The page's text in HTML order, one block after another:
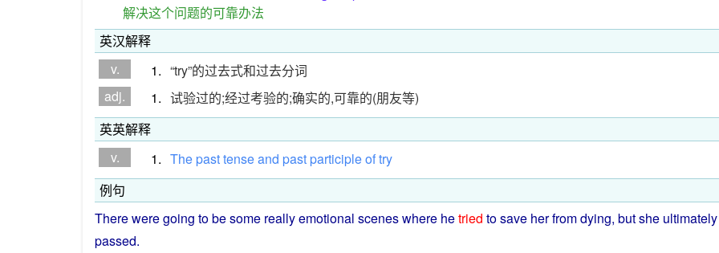
解决这个问题的可靠办法
英汉解释
v.
1. “try”的过去式和过去分词
adj.
1. 试验过的;经过考验的;确实的,可靠的(朋友等)
英英解释
v.
1. The pasttenseand past participleoftry
例句
Thereweregoing tobesome reallyemotional sceneswhere hetried tosave herfromdying, butshe ultimately
passed.